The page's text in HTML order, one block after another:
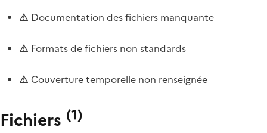
Documentation des fichiers manquante
Formats de fichiers non standards
Couverture temporelle non renseignée
Fichiers (1)